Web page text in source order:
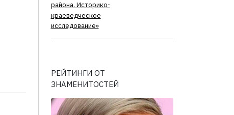
района. Историко-
краеведческое
исследование»
РЕЙТИНГИ ОТ
ЗНАМЕНИТОСТЕЙ